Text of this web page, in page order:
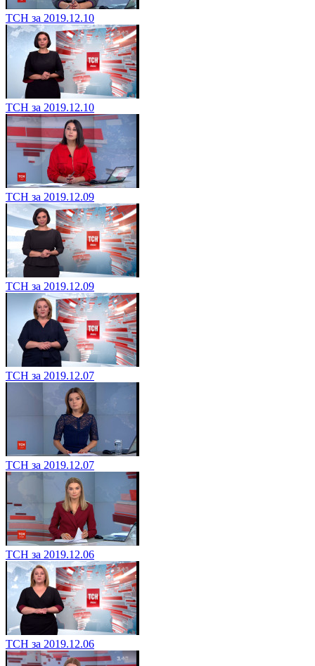
ТСН за 2019.12.10
ТСН за 2019.12.10
ТСН за 2019.12.09
ТСН за 2019.12.09
ТСН за 2019.12.07
ТСН за 2019.12.07
ТСН за 2019.12.06
ТСН за 2019.12.06